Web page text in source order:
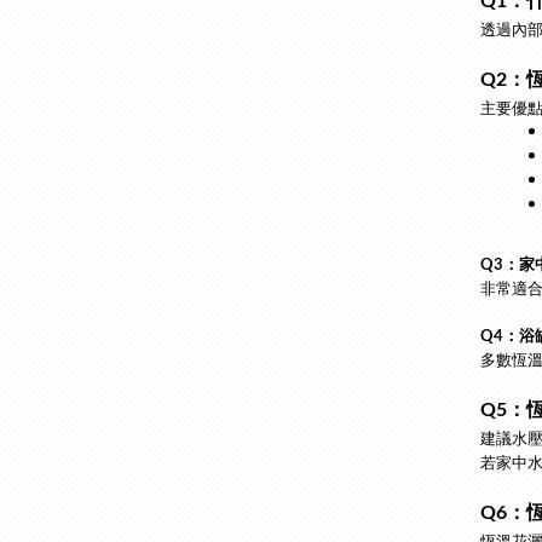
透過內
Q2：
主要優
Q3：家
非常適
Q4：浴
多數恆
Q5：
建議水
若家中
Q6：